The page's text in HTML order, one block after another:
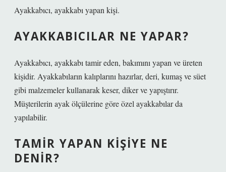
Ayakkabıcı, ayakkabı yapan kişi.
AYAKKABICILAR NE YAPAR?
Ayakkabıcı, ayakkabı tamir eden, bakımını yapan ve üreten
kişidir. Ayakkabıların kalıplarını hazırlar, deri, kumaş ve süet
gibi malzemeler kullanarak keser, diker ve yapıştırır.
Müşterilerin ayak ölçülerine göre özel ayakkabılar da
yapılabilir.
TAMIR YAPAN KIŞIYE NE
DENIR?